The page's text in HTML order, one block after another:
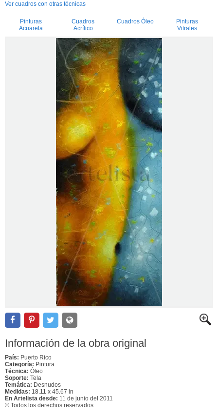
Ver cuadros con otras técnicas
Pinturas
Acuarela
Cuadros
Acrílico
Cuadros Óleo
Pinturas
Vitrales
Información de la obra original
País: Puerto Rico
Categoría: Pintura
Técnica: Óleo
Soporte: Tela
Temática: Desnudos
Medidas: 18.11 x 45.67 in
En Artelista desde: 11 de junio del 2011
© Todos los derechos reservados